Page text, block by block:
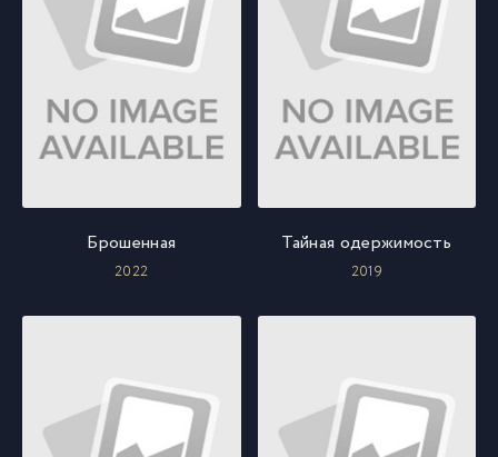
Брошенная
2022
Тайная одержимость
2019